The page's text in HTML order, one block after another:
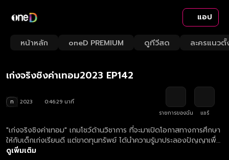
แอป
หน้าหลัก oneD PREMIUM ดูทีวีสด ละครแนวตั้
Loaded:
1.71%
Rate
เก่งจริงชิงค่าเทอม2023 EP142
ท 2023
0:46:29 นาที
รายการของฉัน
แชร์
"เก่งจริงชิงค่าเทอม" เกมโชว์ด้านวิชาการ ที่จะมาเปิดโอกาสทางการศึกษา
ให้กับเด็กเก่งเรียนดี แต่ขาดทุนทรัพย์ ได้นำความรู้มาประลองปัญญาเพื่อ
ชิงทุนการศึกษา
ดูเพิ่มเติม